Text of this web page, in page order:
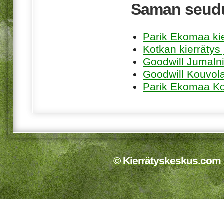
Saman
Parik Ekomaa
Kotkan kierrätys
Goodwill
Goodwill
Parik Ekomaa
© Kierrätyskeskus.com